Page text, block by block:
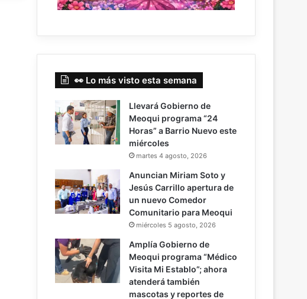
👀 Lo más visto esta semana
Llevará Gobierno de
Meoqui programa “24
Horas” a Barrio Nuevo este
miércoles
martes 4 agosto, 2026
Anuncian Miriam Soto y
Jesús Carrillo apertura de
un nuevo Comedor
Comunitario para Meoqui
miércoles 5 agosto, 2026
Amplía Gobierno de
Meoqui programa “Médico
Visita Mi Establo”; ahora
atenderá también
mascotas y reportes de